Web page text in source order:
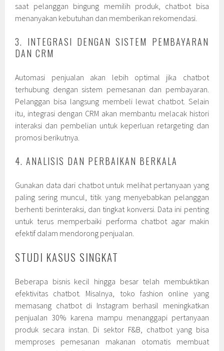
saat pelanggan bingung memilih produk, chatbot bisa
menanyakan kebutuhan dan memberikan rekomendasi.
3. INTEGRASI DENGAN SISTEM PEMBAYARAN
DAN CRM
Automasi penjualan akan lebih optimal jika chatbot
terhubung dengan sistem pemesanan dan pembayaran.
Pelanggan bisa langsung membeli lewat chatbot. Selain
itu, integrasi dengan CRM akan membantu melacak histori
interaksi dan pembelian untuk keperluan retargeting dan
promosi berikutnya.
4. ANALISIS DAN PERBAIKAN BERKALA
Gunakan data dari chatbot untuk melihat pertanyaan yang
paling sering muncul, titik yang menyebabkan pelanggan
berhenti berinteraksi, dan tingkat konversi. Data ini penting
untuk terus memperbaiki performa chatbot agar makin
efektif dalam mendorong penjualan.
STUDI KASUS SINGKAT
Beberapa bisnis kecil hingga besar telah membuktikan
efektivitas chatbot. Misalnya, toko fashion online yang
memasang chatbot di Instagram berhasil meningkatkan
penjualan 30% karena mampu menanggapi pertanyaan
produk secara instan. Di sektor F&B, chatbot yang bisa
memproses pemesanan makanan otomatis membuat